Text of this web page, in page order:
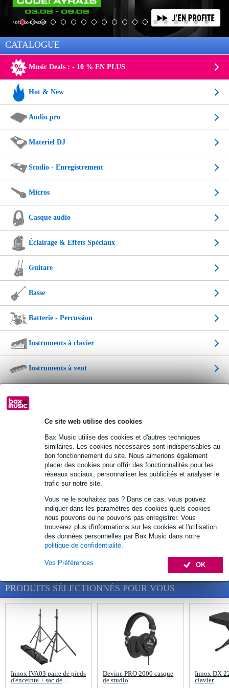
Ce site web utilise des cookies
Bax Music utilise des cookies et d'autres techniques
similaires. Les cookies nécessaires sont indispensables au
bon fonctionnement du site. Nous aimerions également
placer des cookies pour offrir des fonctionnalités pour les
réseaux sociaux, personnaliser les publicités et analyser le
trafic sur notre site.
Vous ne le souhaitez pas ? Dans ce cas, vous pouvez
indiquer dans les paramètres des cookies quels cookies
nous pouvons ou ne pouvons pas enregistrer. Vous
trouverez plus d'informations sur les cookies et l'utilisation
des données personnelles par Bax Music dans notre
politique de confidentialité.
OK
Vos Préférences
CATALOGUE
Music Deals : - 10 % EN PLUS
Hot & New
Audio pro
Materiel DJ
Studio - Enregistrement
Micros
Casque audio
Éclairage & Effets Spéciaux
Guitare
Basse
Batterie - Percussion
Instruments à clavier
Instruments à vent
Instrument de musique enfant
Câbles et outils
Structure - Pied
Multimedia et électronique
ARTICLES RÉCEMMENT CONSULTÉS
PRODUITS SÉLECTIONNÉS POUR VOUS
Innox IVA03 paire de pieds
d'enceinte + sac de
Devine PRO 2000 casque
de studio
Innox DX
clavier